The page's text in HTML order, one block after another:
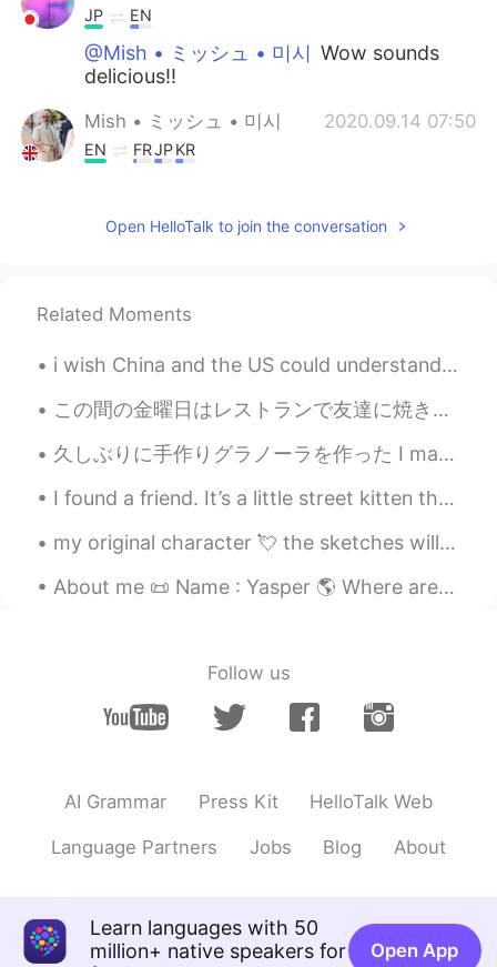
JP EN
@Mish • ミッシュ • 미시 Wow sounds
delicious!!
Mish • ミッシュ • 미시 2020.09.14 07:50
EN FRJPKR
Mish • ミッシュ • 미시 2020.09.14 07:50
JP EN
I wonder what that beautiful cake taste ✨
Yuka 2020.09.14 04:09
私はジンをたくさん飲みました。
Amazing!! Thank You!
Mish • ミッシュ • 미시 2020.09.13 14:00
ES EN
La comida estuvo aso mbros
a. It's
more typical say: “ La comida estuvo
Open HelloTalk to join the conversation
Related Moments
i wish China and the US could understand each other more.. that's why i've been trying to learn M...
この間の金曜日はレストランで友達に焼き鳥と寿司を食べました。🍣😋🤗 Last Friday, I ate yakitori and sushi with my friends at a res...
久しぶりに手作りグラノーラを作った I made granola for the first time in awhile アメリカにはグラノーラのレシピが多いですが、大抵作りやすい In A...
I found a friend. It’s a little street kitten that wants to come home with me, but I travel so mu...
my original character 💘 the sketches will be coloured digitally later 🌟 art insta&twitter: @hauruin
About me 📜 Name : Yasper 🌎 Where are you from? : England 🏴󠁧󠁢󠁥󠁮󠁧󠁿 📈 Height : 208cm 🍰 Birthday :...
Follow us
AI Grammar Press Kit HelloTalk Web
Language Partners Jobs Blog About
Learn languages with 50
million+ native speakers for
Open App